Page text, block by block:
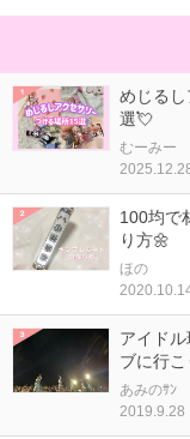
めじる
選💘
むーみー
100均で
り方🌼
ほの
アイド
ブに行こ
あみのｻﾝ
2019.9.28